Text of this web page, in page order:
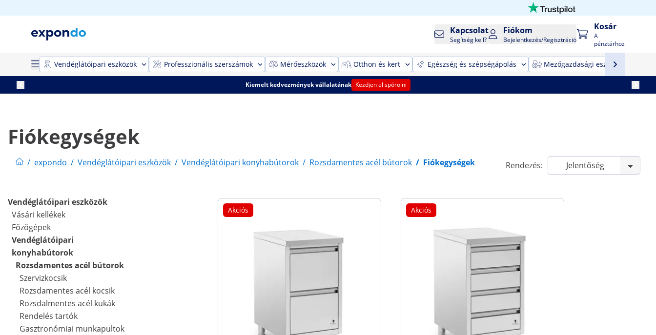
Kapcsolat
Segítség kell?
Fiókom
Bejelentkezés/Regisztráció
Kosár
A
pénztárhoz
Vendéglátóipari eszközök Professzionális szerszámok Mérőeszközök Otthon és kert Egészség és szépségápolás Mezőgazdasági eszközök
Kiemelt kedvezmények vállalatának Kezdjen el spórolni
Fiókegységek
/ expondo / Vendéglátóipari eszközök / Vendéglátóipari konyhabútorok / Rozsdamentes acél bútorok / Fiókegységek Rendezés:
Vendéglátóipari eszközök
Vásári kellékek
Főzőgépek
Vendéglátóipari
konyhabútorok
Rozsdamentes acél bútorok
Szervizkocsik
Rozsdamentes acél kocsik
Rozsdalmentes acél kukák
Rendelés tartók
Gasztronómiai munkapultok
Akciós Akciós